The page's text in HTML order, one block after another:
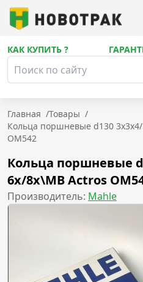
КАК КУПИТЬ ?
Главная /Товары /
Кольца поршневые d130
OM542
Кольца поршневые
6x/8x\MB Actros
Производитель: Mahle